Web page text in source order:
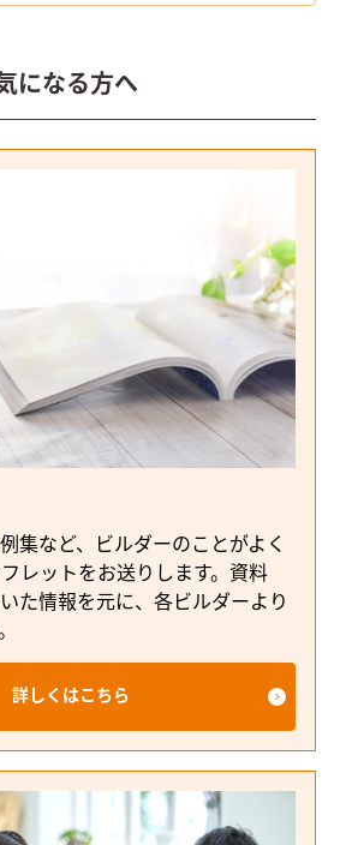
になる方へ
集など、ビルダーのことがよく
レットをお送りします。資料
た情報を元に、各ビルダーより
詳しくはこちら